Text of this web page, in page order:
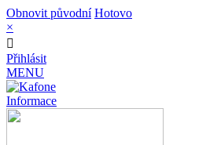
Obnovit původní Hotovo
×
Přihlásit
MENU
Informace